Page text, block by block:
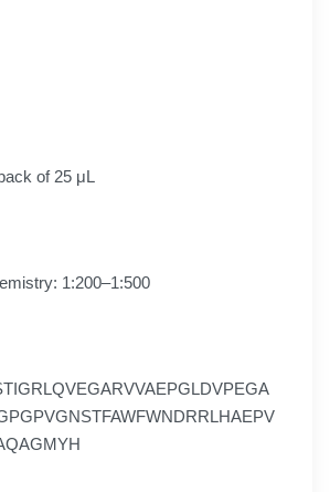
of 25 μL
1:200–1:500